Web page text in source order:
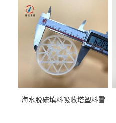
海水脱硫填料吸收塔塑料雪